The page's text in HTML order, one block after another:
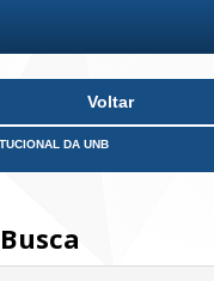
Voltar
DA UNB